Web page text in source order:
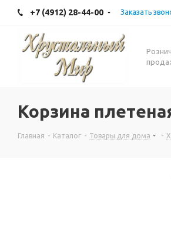
+7 (4912) 28-44-00 Заказать
Корзина
Главная - Каталог - Товары для дома -